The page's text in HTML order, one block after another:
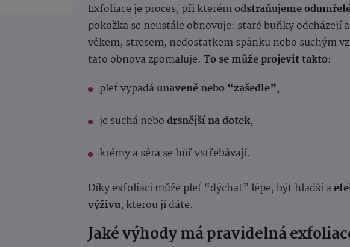
Exfoliace je proces, při kterémodstraňujeme
pokožka se neustále obnovuje: staré buňky odcházejí
věkem, stresem, nedostatkem spánku nebo suchým
tato obnova zpomaluje. To se může projevit takto:
pleť vypadáunaveně nebo “zašedle”,
je suchá nebodrsnější na dotek,
krémy a séra se hůř vstřebávají.
Díky exfoliaci může pleť “dýchat” lépe, být hladší a
výživu, kterou jí dáte.
Jaké výhody má pravidelná